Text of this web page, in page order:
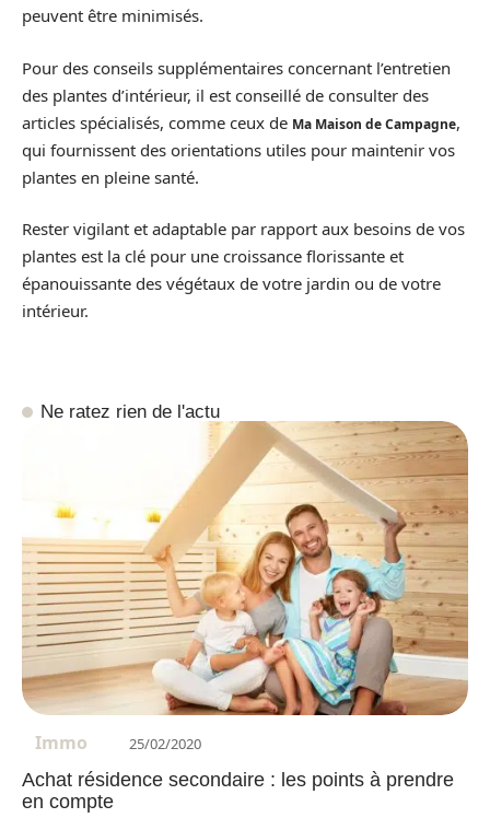
peuvent être minimisés.
Pour des conseils supplémentaires concernant l’entretien
des plantes d’intérieur, il est conseillé de consulter des
articles spécialisés, comme ceux de Ma Maison de Campagne,
qui fournissent des orientations utiles pour maintenir vos
plantes en pleine santé.
Rester vigilant et adaptable par rapport aux besoins de vos
plantes est la clé pour une croissance florissante et
épanouissante des végétaux de votre jardin ou de votre
intérieur.
Ne ratez rien de l'actu
Immo 25/02/2020
Achat résidence secondaire : les points à prendre
en compte